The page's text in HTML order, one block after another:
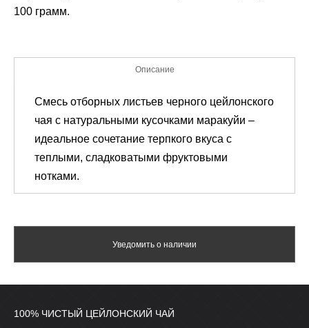
100 грамм.
Описание
Смесь отборных листьев черного цейлонского
чая с натуральными кусочками маракуйи –
идеальное сочетание терпкого вкуса с
теплыми, сладковатыми фруктовыми
нотками.
Уведомить о наличии
100% ЧИСТЫЙ ЦЕЙЛОНСКИЙ ЧАЙ